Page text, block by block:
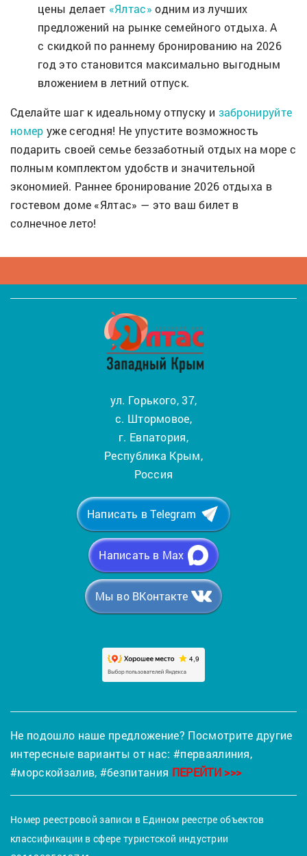
цены делает «Ялтас» одним из лучших
предложений на рынке семейного отдыха. А
с скидкой по раннему бронированию на 2026
год это становится максимально выгодным
вложением в летний отпуск.
Сделайте шаг к идеальному отпуску и забронируйте
номер уже сегодня! Не упустите возможность
подарить своей семье беззаботный отдых на море с
полным комплектом удобств и значительной
экономией. Раннее бронирование 2026 отдыха в
гостевом доме «Ялтас» — это ваш билет в
солнечное лето!
ул. Горького, 37,
с. Штормовое,
г. Евпатория,
Республика Крым,
Россия
Написать в Telegram
Написать в Max
Мы во ВКонтакте
Не подошло наше предложение? Посмотрите другие
интересные варианты от нас: #перваялиния,
#морскойзалив, #безпитания ПЕРЕЙТИ >>>
Номер реестровой записи в Едином реестре объектов
классификации в сфере туристской индустрии